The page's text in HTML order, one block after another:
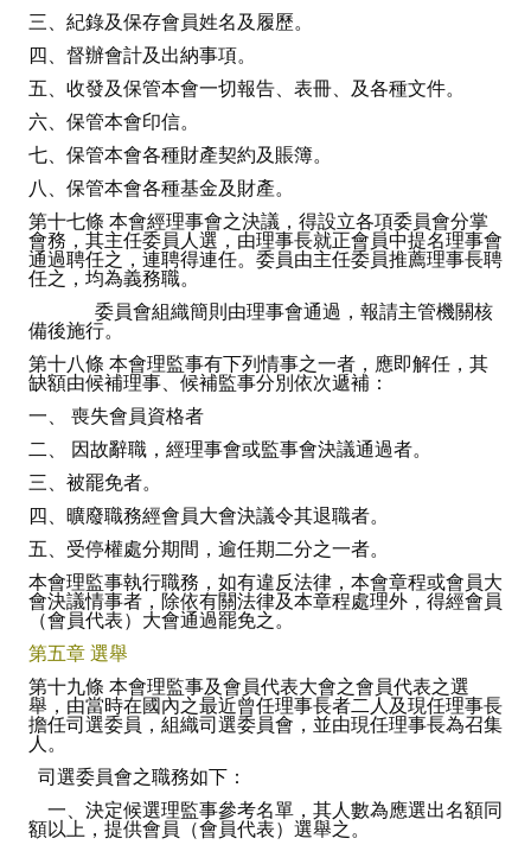
三、紀錄及保存會員姓名及履歷。
四、督辦會計及出納事項。
五、收發及保管本會一切報告、表冊、及各種文件。
六、保管本會印信。
七、保管本會各種財產契約及賬簿。
八、保管本會各種基金及財產。
第十七條 本會經理事會之決議，得設立各項委員會分掌
會務，其主任委員人選，由理事長就正會員中提名理事會
通過聘任之，連聘得連任。委員由主任委員推薦理事長聘
任之，均為義務職。
委員會組織簡則由理事會通過，報請主管機關核
備後施行。
第十八條 本會理監事有下列情事之一者，應即解任，其
缺額由候補理事、候補監事分別依次遞補：
一、 喪失會員資格者
二、 因故辭職，經理事會或監事會決議通過者。
三、被罷免者。
四、曠廢職務經會員大會決議令其退職者。
五、受停權處分期間，逾任期二分之一者。
本會理監事執行職務，如有違反法律，本會章程或會員大
會決議情事者，除依有關法律及本章程處理外，得經會員
（會員代表）大會通過罷免之。
第五章 選舉
第十九條 本會理監事及會員代表大會之會員代表之選
舉，由當時在國內之最近曾任理事長者二人及現任理事長
擔任司選委員，組織司選委員會，並由現任理事長為召集
人。
司選委員會之職務如下：
一、決定候選理監事參考名單，其人數為應選出名額同
額以上，提供會員（會員代表）選舉之。